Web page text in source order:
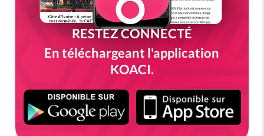
RESTEZ CONNECTÉ
En téléchargeant l'application
KOACI.